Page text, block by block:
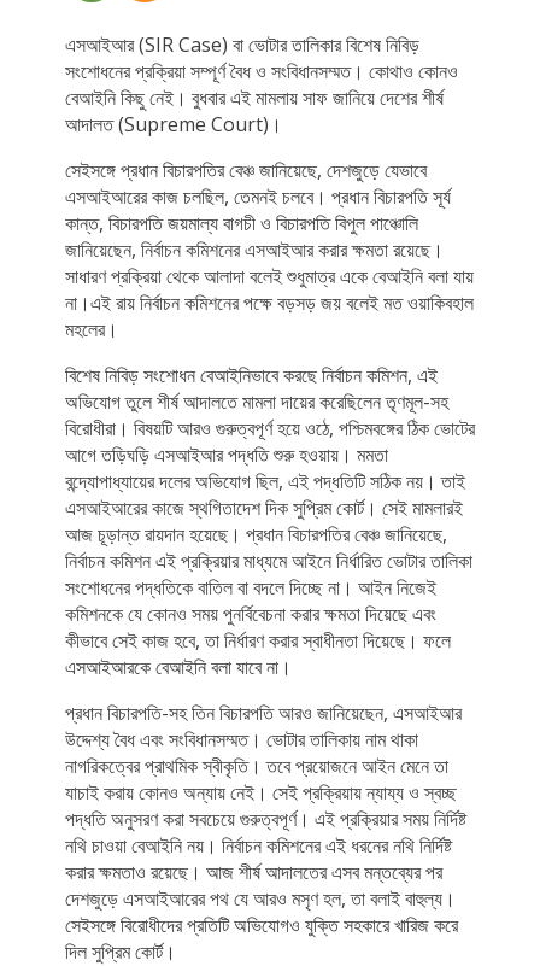
এসআইআর (SIR Case) বা ভোটার তালিকার বিশেষ নিবিড়
সংশোধনের প্রক্রিয়া সম্পূর্ণ বৈধ ও সংবিধানসম্মত। কোথাও কোনও
বেআইনি কিছু নেই। বুধবার এই মামলায় সাফ জানিয়ে দেশের শীর্ষ
আদালত (Supreme Court)।
সেইসঙ্গে প্রধান বিচারপতির বেঞ্চ জানিয়েছে, দেশজুড়ে যেভাবে
এসআইআরের কাজ চলছিল, তেমনই চলবে। প্রধান বিচারপতি সূর্য
কান্ত, বিচারপতি জয়মাল্য বাগচী ও বিচারপতি বিপুল পাঞ্চোলি
জানিয়েছেন, নির্বাচন কমিশনের এসআইআর করার ক্ষমতা রয়েছে।
সাধারণ প্রক্রিয়া থেকে আলাদা বলেই শুধুমাত্র একে বেআইনি বলা যায়
না।এই রায় নির্বাচন কমিশনের পক্ষে বড়সড় জয় বলেই মত ওয়াকিবহাল
মহলের।
বিশেষ নিবিড় সংশোধন বেআইনিভাবে করছে নির্বাচন কমিশন, এই
অভিযোগ তুলে শীর্ষ আদালতে মামলা দায়ের করেছিলেন তৃণমূল-সহ
বিরোধীরা। বিষয়টি আরও গুরুত্বপূর্ণ হয়ে ওঠে, পশ্চিমবঙ্গের ঠিক ভোটের
আগে তড়িঘড়ি এসআইআর পদ্ধতি শুরু হওয়ায়। মমতা
বন্দ্যোপাধ্যায়ের দলের অভিযোগ ছিল, এই পদ্ধতিটি সঠিক নয়। তাই
এসআইআরের কাজে স্থগিতাদেশ দিক সুপ্রিম কোর্ট। সেই মামলারই
আজ চূড়ান্ত রায়দান হয়েছে। প্রধান বিচারপতির বেঞ্চ জানিয়েছে,
নির্বাচন কমিশন এই প্রক্রিয়ার মাধ্যমে আইনে নির্ধারিত ভোটার তালিকা
সংশোধনের পদ্ধতিকে বাতিল বা বদলে দিচ্ছে না। আইন নিজেই
কমিশনকে যে কোনও সময় পুনর্বিবেচনা করার ক্ষমতা দিয়েছে এবং
কীভাবে সেই কাজ হবে, তা নির্ধারণ করার স্বাধীনতা দিয়েছে। ফলে
এসআইআরকে বেআইনি বলা যাবে না।
প্রধান বিচারপতি-সহ তিন বিচারপতি আরও জানিয়েছেন, এসআইআর
উদ্দেশ্য বৈধ এবং সংবিধানসম্মত। ভোটার তালিকায় নাম থাকা
নাগরিকত্বের প্রাথমিক স্বীকৃতি। তবে প্রয়োজনে আইন মেনে তা
যাচাই করায় কোনও অন্যায় নেই। সেই প্রক্রিয়ায় ন্যায্য ও স্বচ্ছ
পদ্ধতি অনুসরণ করা সবচেয়ে গুরুত্বপূর্ণ। এই প্রক্রিয়ার সময় নির্দিষ্ট
নথি চাওয়া বেআইনি নয়। নির্বাচন কমিশনের এই ধরনের নথি নির্দিষ্ট
করার ক্ষমতাও রয়েছে। আজ শীর্ষ আদালতের এসব মন্তব্যের পর
দেশজুড়ে এসআইআরের পথ যে আরও মসৃণ হল, তা বলাই বাহুল্য।
সেইসঙ্গে বিরোধীদের প্রতিটি অভিযোগও যুক্তি সহকারে খারিজ করে
দিল সুপ্রিম কোর্ট।